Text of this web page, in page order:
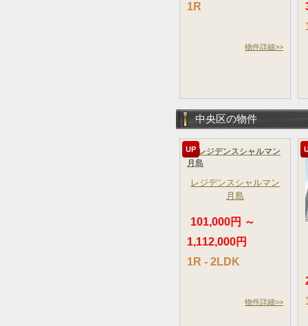
1R
物件詳細>>
中央区の物件
UP
レジデンスシャルマン
月島
101,000円 ～
1,112,000円
1R - 2LDK
物件詳細>>